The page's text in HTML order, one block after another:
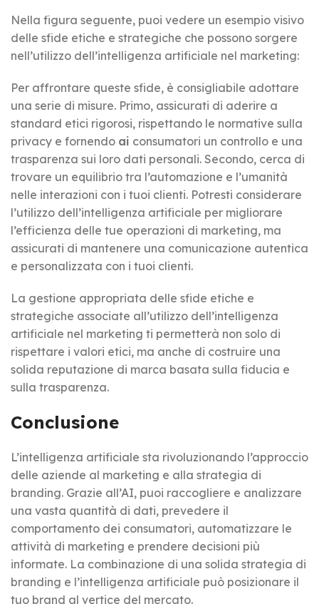
Nella figura seguente, puoi vedere un esempio visivo
delle sfide etiche e strategiche che possono sorgere
nell’utilizzo dell’intelligenza artificiale nel marketing:
Per affrontare queste sfide, è consigliabile adottare
una serie di misure. Primo, assicurati di aderire a
standard etici rigorosi, rispettando le normative sulla
privacy e fornendo ai consumatori un controllo e una
trasparenza sui loro dati personali. Secondo, cerca di
trovare un equilibrio tra l’automazione e l’umanità
nelle interazioni con i tuoi clienti. Potresti considerare
l’utilizzo dell’intelligenza artificiale per migliorare
l’efficienza delle tue operazioni di marketing, ma
assicurati di mantenere una comunicazione autentica
e personalizzata con i tuoi clienti.
La gestione appropriata delle sfide etiche e
strategiche associate all’utilizzo dell’intelligenza
artificiale nel marketing ti permetterà non solo di
rispettare i valori etici, ma anche di costruire una
solida reputazione di marca basata sulla fiducia e
sulla trasparenza.
Conclusione
L’intelligenza artificiale sta rivoluzionando l’approccio
delle aziende al marketing e alla strategia di
branding. Grazie all’AI, puoi raccogliere e analizzare
una vasta quantità di dati, prevedere il
comportamento dei consumatori, automatizzare le
attività di marketing e prendere decisioni più
informate. La combinazione di una solida strategia di
branding e l’intelligenza artificiale può posizionare il
tuo brand al vertice del mercato.